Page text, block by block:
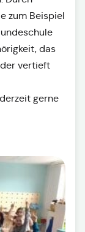
zum Beispiel
das
vertieft
gerne